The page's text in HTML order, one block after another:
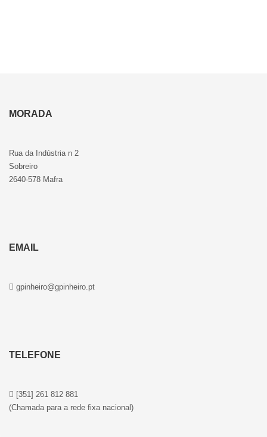
MORADA
Rua da Indústria n 2
Sobreiro
2640-578 Mafra
EMAIL
gpinheiro@gpinheiro.pt
TELEFONE
[351] 261 812 881
(Chamada para a rede fixa nacional)